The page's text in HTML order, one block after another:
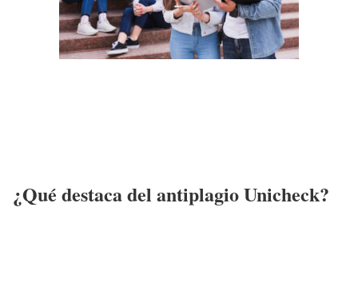
¿Qué destaca del antiplagio Unicheck?